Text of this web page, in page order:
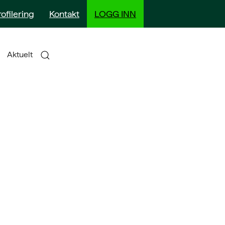
Kontakt LOGG INN
Aktuelt